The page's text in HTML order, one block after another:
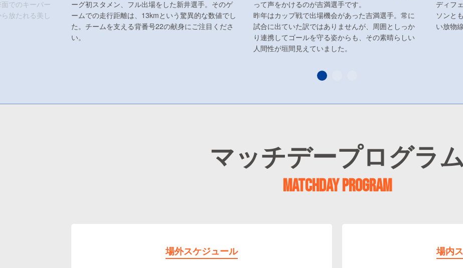
でのキーパー
放たれる美し
ーグ初スタメン、フル出場をした新井選手。そのゲ
ームでの走行距離は、13kmという驚異的な数値でし
た。チームを支える背番号22の献身にご注目くださ
い。
って声をかけるのが吉満選手です。
昨年はカップ戦で出場機会があった吉満選手。常に
試合に出ていた訳ではありませんが、周囲としっか
り連携してゴールを守る姿からも、その素晴らしい
人間性が垣間見えていました。
ディフ
ソンと
い放物
マッチデープログラ
MATCHDAY PROGRAM
場外スケジュール 場内